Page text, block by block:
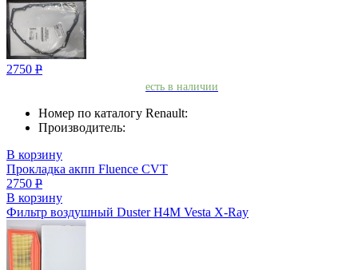
2750 Р
есть в наличии
Номер по каталогу Renault:
Производитель:
В корзину
Прокладка акпп Fluence CVT
2750 Р
В корзину
Фильтр воздушный Duster H4M Vesta X-Ray